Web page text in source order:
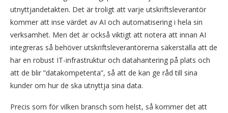
utnyttjandetakten. Det är troligt att varje utskriftsleverantör
kommer att inse värdet av AI och automatisering i hela sin
verksamhet. Men det är också viktigt att notera att innan AI
integreras så behöver utskriftsleverantörerna säkerställa att de
har en robust IT-infrastruktur och datahantering på plats och
att de blir ”datakompetenta”, så att de kan ge råd till sina
kunder om hur de ska utnyttja sina data.
Precis som för vilken bransch som helst, så kommer det att